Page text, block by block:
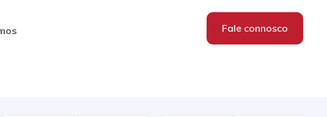
Fale connosco